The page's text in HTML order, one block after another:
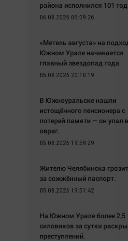
района исполнился 101
06.08.2026 05:09:26
«Метель августа» на
Южном Урале начинается
главный звездопад года
05.08.2026 20:10:19
В Южноуральске нашли
истощённого пенсионера с
потерей памяти — он упал в
овраг.
05.08.2026 19:59:29
Жителю Челябинска
за сожжённый паспорт.
05.08.2026 19:51:42
На Южном Урале более 2,5
силовиков за сутки
преступлений.